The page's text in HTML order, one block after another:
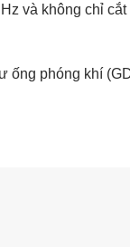
và không chỉ
phóng khí